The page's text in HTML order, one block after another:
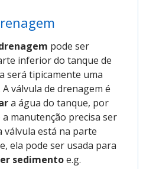
pode ser
inferior do tanque de
será tipicamente uma
válvula de drenagem é
a água do tanque, por
manutenção precisa ser
válvula está na parte
ela pode ser usada para
sedimentoe.g.